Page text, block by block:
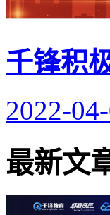
千锋积
2022-
最新文